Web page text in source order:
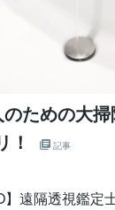
ための大
！
記事
】遠隔透視鑑定